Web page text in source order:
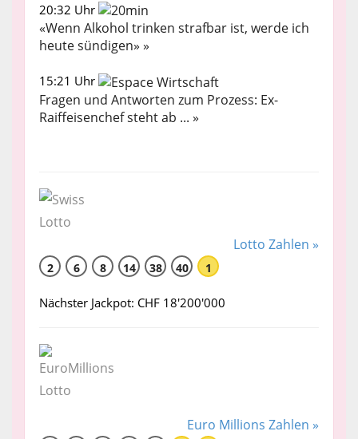
20:32 Uhr
«Wenn Alkohol trinken strafbar ist, werde ich
heute sündigen» »
15:21 Uhr
Fragen und Antworten zum Prozess: Ex-
Raiffeisenchef steht ab ... »
Lotto Zahlen »
2 6 8 14 38 40 1
Nächster Jackpot: CHF 18'200'000
Euro Millions Zahlen »